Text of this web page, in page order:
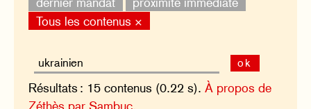
Tous les contenus ×
ok
Résultats : 15 contenus (0.22 s).À propos de
Zéthès par Sambuc.